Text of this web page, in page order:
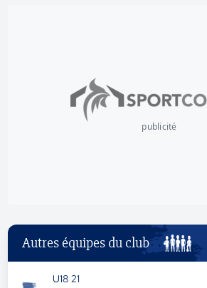
Autres équipes du club